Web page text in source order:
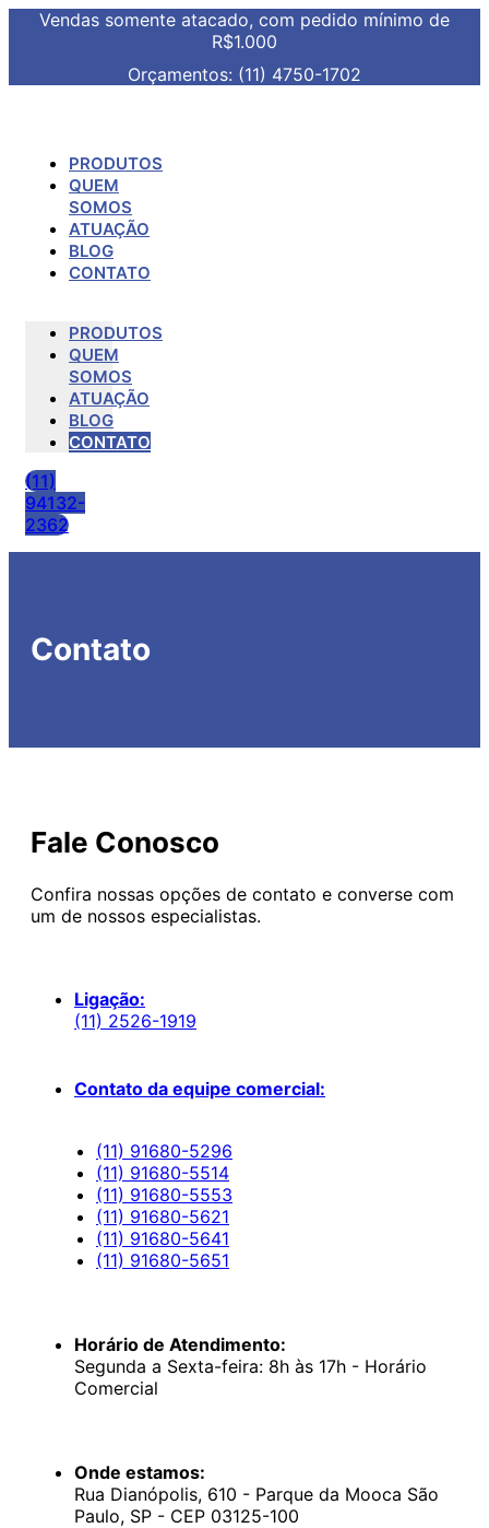
Vendas somente atacado, com pedido mínimo de
R$1.000
Orçamentos: (11) 4750-1702
PRODUTOS
QUEM
SOMOS
ATUAÇÃO
BLOG
CONTATO
PRODUTOS
QUEM
SOMOS
ATUAÇÃO
BLOG
CONTATO
(11)
94132-
2362
Contato
Fale Conosco
Confira nossas opções de contato e converse com
um de nossos especialistas.
Ligação:
(11) 2526-1919
Contato da equipe comercial:
(11) 91680-5296
(11) 91680-5514
(11) 91680-5553
(11) 91680-5621
(11) 91680-5641
(11) 91680-5651
Horário de Atendimento:
Segunda a Sexta-feira: 8h às 17h - Horário
Comercial
Onde estamos:
Rua Dianópolis, 610 - Parque da Mooca São
Paulo, SP - CEP 03125-100